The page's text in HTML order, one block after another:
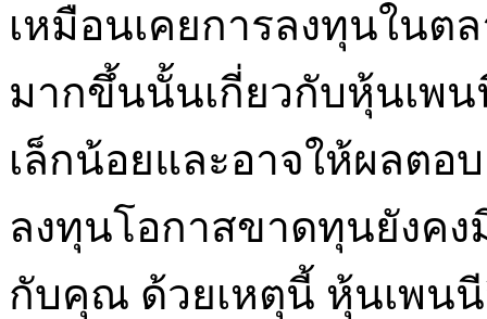
เหมือนเคยการลงทุนในต
มากขึ้นนั้นเกี่ยวกับหุ้นเพ
เล็กน้อยและอาจให้ผลตอ
ลงทุนโอกาสขาดทุนยังค
กับคุณ ด้วยเหตุนี้ หุ้นเพน